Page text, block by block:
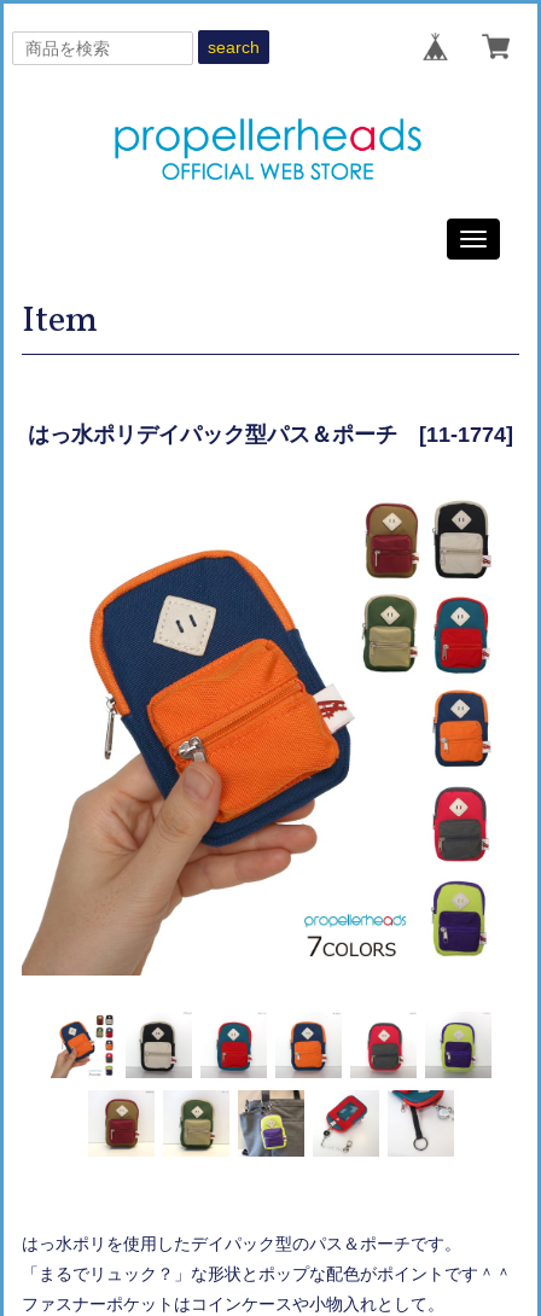
search
Toggle
Item
はっ水ポリデイパック型パス＆ポーチ [11-1774]
はっ水ポリを使用したデイパック型のパス＆ポーチです。
「まるでリュック？」な形状とポップな配色がポイントです＾＾
ファスナーポケットはコインケースや小物入れとして。